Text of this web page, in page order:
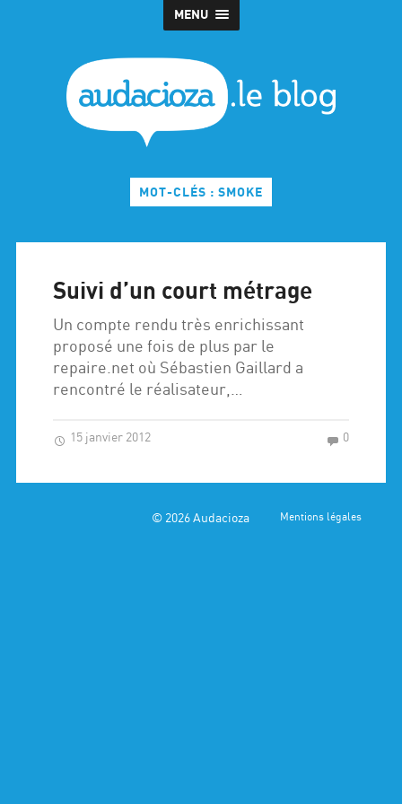
MENU
MOT-CLÉS : SMOKE
Suivi d’un court métrage
Un compte rendu très enrichissant
proposé une fois de plus par le
repaire.net où Sébastien Gaillard a
rencontré le réalisateur,…
15 janvier 2012 0
© 2026Audacioza Mentions légales